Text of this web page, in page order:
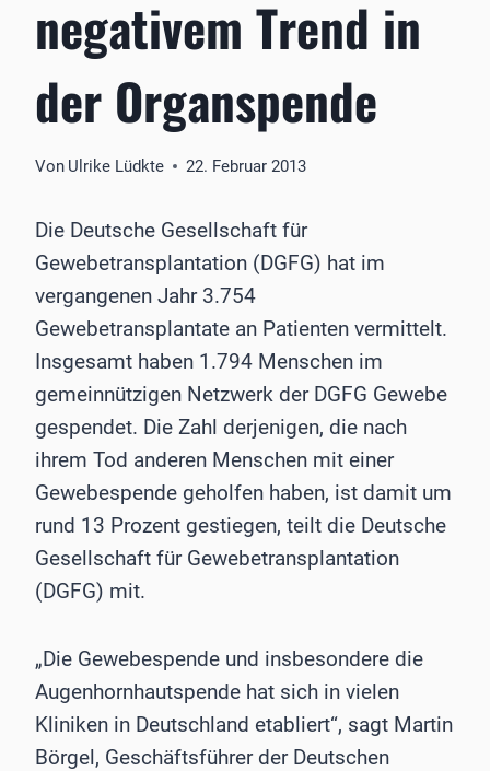
negativem Trend in
der Organspende
Von Ulrike Lüdkte 22. Februar 2013
Die Deutsche Gesellschaft für
Gewebetransplantation (DGFG) hat im
vergangenen Jahr 3.754
Gewebetransplantate an Patienten vermittelt.
Insgesamt haben 1.794 Menschen im
gemeinnützigen Netzwerk der DGFG Gewebe
gespendet. Die Zahl derjenigen, die nach
ihrem Tod anderen Menschen mit einer
Gewebespende geholfen haben, ist damit um
rund 13 Prozent gestiegen, teilt die Deutsche
Gesellschaft für Gewebetransplantation
(DGFG) mit.
„Die Gewebespende und insbesondere die
Augenhornhautspende hat sich in vielen
Kliniken in Deutschland etabliert“, sagt Martin
Börgel, Geschäftsführer der Deutschen